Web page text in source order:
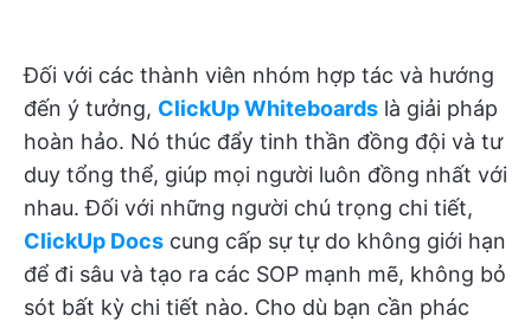
Đối với các thành viên nhóm hợp tác và hướng
đến ý tưởng, ClickUp Whiteboards là giải pháp
hoàn hảo. Nó thúc đẩy tinh thần đồng đội và tư
duy tổng thể, giúp mọi người luôn đồng nhất với
nhau. Đối với những người chú trọng chi tiết,
ClickUp Docs cung cấp sự tự do không giới hạn
để đi sâu và tạo ra các SOP mạnh mẽ, không bỏ
sót bất kỳ chi tiết nào. Cho dù bạn cần phác